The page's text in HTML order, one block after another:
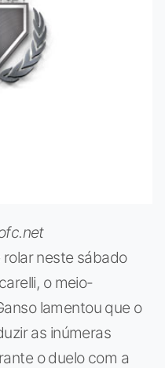
neste sábado
o meio-
lamentou que o
as inúmeras
o duelo com a